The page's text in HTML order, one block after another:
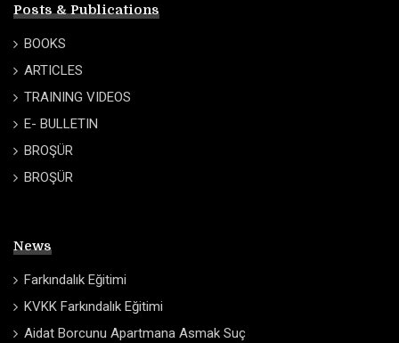
Posts & Publications
BOOKS
ARTICLES
TRAINING VIDEOS
E- BULLETIN
BROŞÜR
BROŞÜR
News
Farkındalık Eğitimi
KVKK Farkındalık Eğitimi
Aidat Borcunu Apartmana Asmak Suç